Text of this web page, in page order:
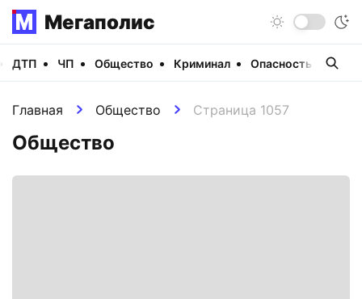
Мегаполис
ДТП ЧП Общество Криминал Опасность
Главная Общество Страница 1057
Общество